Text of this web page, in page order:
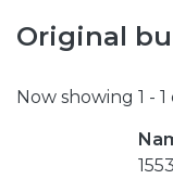
Original
Now showing 1 - 1